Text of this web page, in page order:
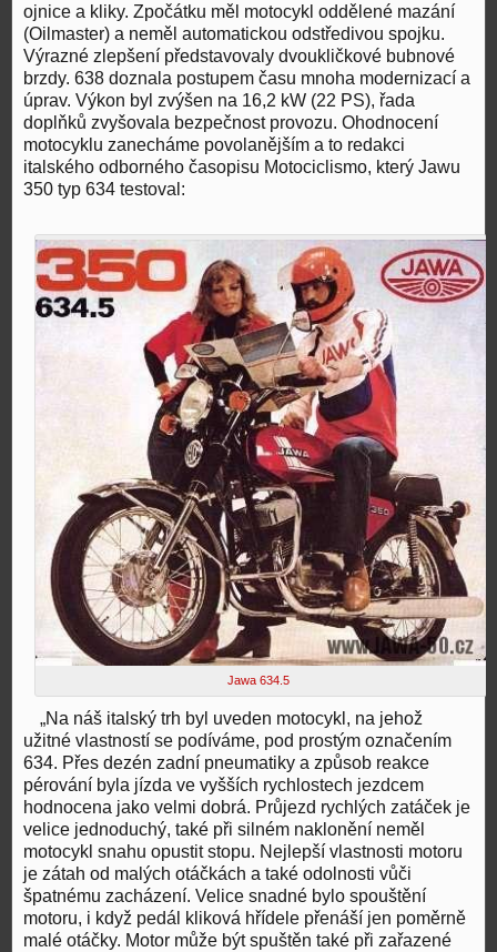
ojnice a kliky. Zpočátku měl motocykl oddělené mazání
(Oilmaster) a neměl automatickou odstředivou spojku.
Výrazné zlepšení představovaly dvoukličkové bubnové
brzdy. 638 doznala postupem času mnoha modernizací a
úprav. Výkon byl zvýšen na 16,2 kW (22 PS), řada
doplňků zvyšovala bezpečnost provozu. Ohodnocení
motocyklu zanecháme povolanějším a to redakci
italského odborného časopisu Motociclismo, který Jawu
350 typ 634 testoval:
Jawa 634.5
„Na náš italský trh byl uveden motocykl, na jehož
užitné vlastností se podíváme, pod prostým označením
634. Přes dezén zadní pneumatiky a způsob reakce
pérování byla jízda ve vyšších rychlostech jezdcem
hodnocena jako velmi dobrá. Průjezd rychlých zatáček je
velice jednoduchý, také při silném naklonění neměl
motocykl snahu opustit stopu. Nejlepší vlastnosti motoru
je zátah od malých otáčkách a také odolnosti vůči
špatnému zacházení. Velice snadné bylo spouštění
motoru, i když pedál kliková hřídele přenáší jen poměrně
malé otáčky. Motor může být spuštěn také při zařazené